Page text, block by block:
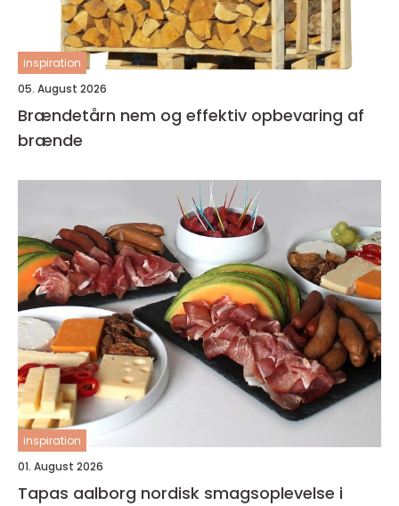
inspiration
05. August 2026
Brændetårn nem og effektiv opbevaring af
brænde
inspiration
01. August 2026
Tapas aalborg nordisk smagsoplevelse i